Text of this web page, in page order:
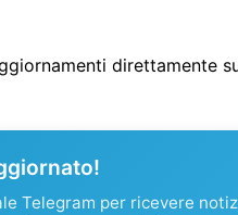
direttamente
Telegram per ricevere